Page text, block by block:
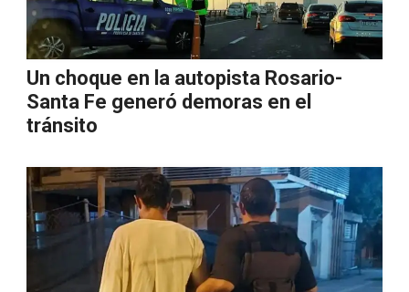
Un choque en la autopista Rosario-
Santa Fe generó demoras en el
tránsito